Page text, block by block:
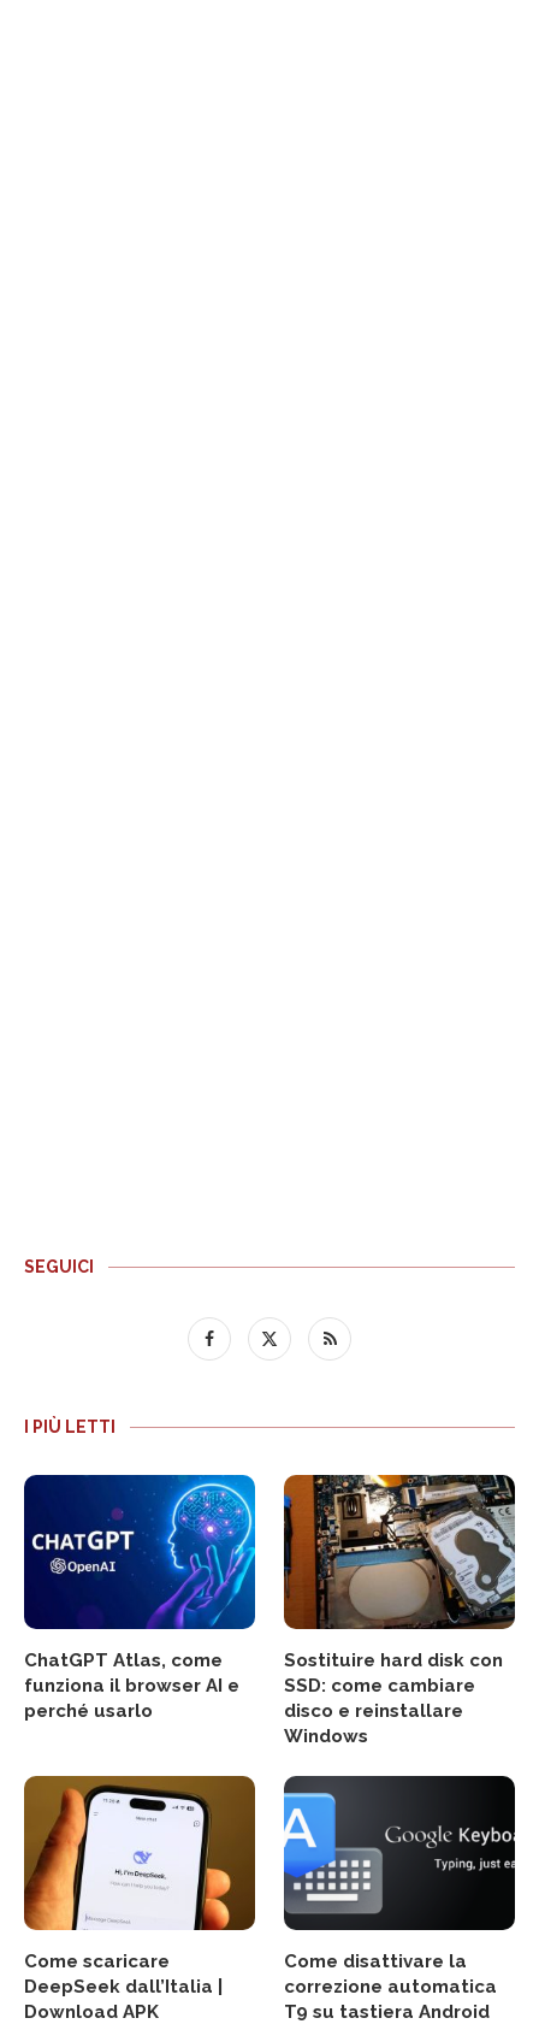
SEGUICI
I PIÙ LETTI
ChatGPT Atlas, come
funziona il browser AI e
perché usarlo
Sostituire hard disk con
SSD: come cambiare
disco e reinstallare
Windows
Come scaricare
DeepSeek dall’Italia |
Download APK
Come disattivare la
correzione automatica
T9 su tastiera Android